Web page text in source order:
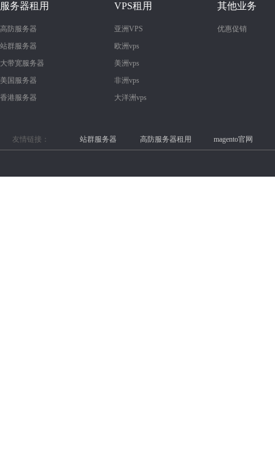
服务器租用
高防服务器
站群服务器
大带宽服务器
美国服务器
香港服务器
VPS租用
亚洲VPS
欧洲vps
美洲vps
非洲vps
大洋洲vps
其他业务
优惠促销
友情链接： 站群服务器 高防服务器租用 magento官网